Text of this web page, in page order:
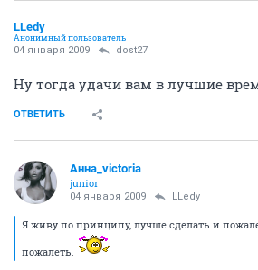
LLedy
Анонимный пользователь
04 января 2009 dost27
Ну тогда удачи вам в лучшие
ОТВЕТИТЬ
Анна_victoria
junior
04 января 2009 LLedy
Я живу по принципу, лучше сделать и
пожалеть.